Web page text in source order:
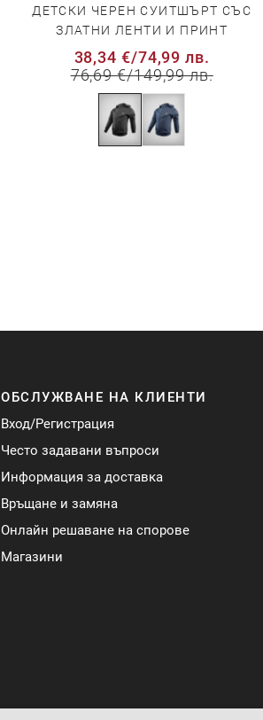
ДЕТСКИ ЧЕРЕН СУИТШЪРТ СЪС
ЗЛАТНИ ЛЕНТИ И ПРИНТ
38,34 €/74,99 лв.
76,69 €/149,99 лв.
ОБСЛУЖВАНЕ НА КЛИЕНТИ
Вход/Регистрация
Често задавани въпроси
Информация за доставка
Връщане и замяна
Онлайн решаване на спорове
Магазини